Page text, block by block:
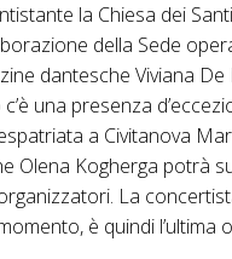
la Chiesa dei
della Sede
dantesche Viviana
una presenza
a Civitanova
Olena Kogherga potrà
La
è quindi